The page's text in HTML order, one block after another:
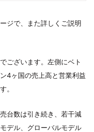
ジで、また詳しくご説明
ございます。左側にベト
4ヶ国の売上高と営業利益
。
台数は引き続き、若干減
デル、グローバルモデル